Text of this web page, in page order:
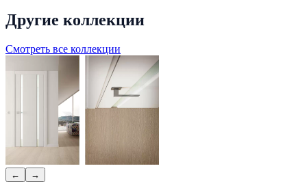
Другие коллекции
Смотреть все коллекции
← →